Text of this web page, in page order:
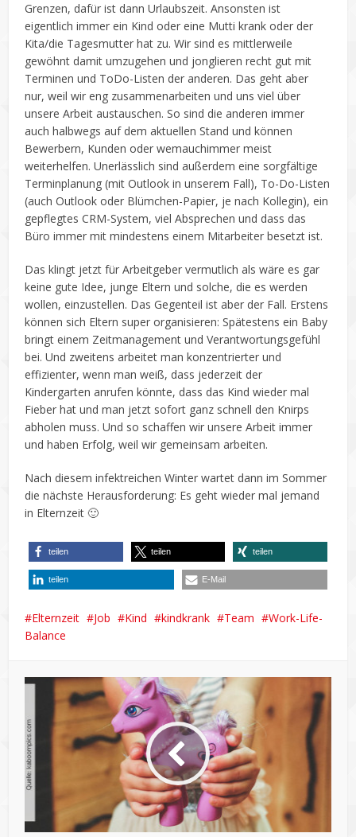
Grenzen, dafür ist dann Urlaubszeit. Ansonsten ist
eigentlich immer ein Kind oder eine Mutti krank oder der
Kita/die Tagesmutter hat zu. Wir sind es mittlerweile
gewöhnt damit umzugehen und jonglieren recht gut mit
Terminen und ToDo-Listen der anderen. Das geht aber
nur, weil wir eng zusammenarbeiten und uns viel über
unsere Arbeit austauschen. So sind die anderen immer
auch halbwegs auf dem aktuellen Stand und können
Bewerbern, Kunden oder wemauchimmer meist
weiterhelfen. Unerlässlich sind außerdem eine sorgfältige
Terminplanung (mit Outlook in unserem Fall), To-Do-Listen
(auch Outlook oder Blümchen-Papier, je nach Kollegin), ein
gepflegtes CRM-System, viel Absprechen und dass das
Büro immer mit mindestens einem Mitarbeiter besetzt ist.
Das klingt jetzt für Arbeitgeber vermutlich als wäre es gar
keine gute Idee, junge Eltern und solche, die es werden
wollen, einzustellen. Das Gegenteil ist aber der Fall. Erstens
können sich Eltern super organisieren: Spätestens ein Baby
bringt einem Zeitmanagement und Verantwortungsgefühl
bei. Und zweitens arbeitet man konzentrierter und
effizienter, wenn man weiß, dass jederzeit der
Kindergarten anrufen könnte, dass das Kind wieder mal
Fieber hat und man jetzt sofort ganz schnell den Knirps
abholen muss. Und so schaffen wir unsere Arbeit immer
und haben Erfolg, weil wir gemeinsam arbeiten.
Nach diesem infektreichen Winter wartet dann im Sommer
die nächste Herausforderung: Es geht wieder mal jemand
in Elternzeit 🙂
teilen teilen teilen
teilen E-Mail
Elternzeit Job Kind kindkrank Team
Work-Life-
Balance